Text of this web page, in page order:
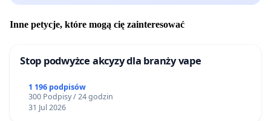
Inne petycje, które mogą cię zainteresować
Stop podwyżce akcyzy dla branży vape
1 196 podpisów
300 Podpisy / 24 godzin
31 Jul 2026